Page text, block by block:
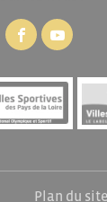
Plan du site